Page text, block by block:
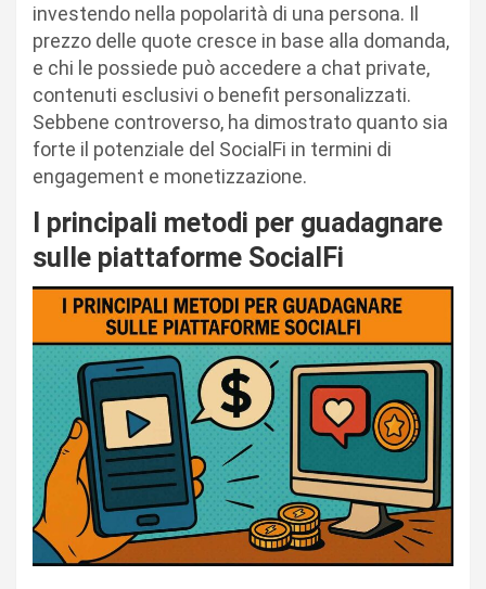
investendo nella popolarità di una persona. Il
prezzo delle quote cresce in base alla domanda,
e chi le possiede può accedere a chat private,
contenuti esclusivi o benefit personalizzati.
Sebbene controverso, ha dimostrato quanto sia
forte il potenziale del SocialFi in termini di
engagement e monetizzazione.
I principali metodi per guadagnare
sulle piattaforme SocialFi